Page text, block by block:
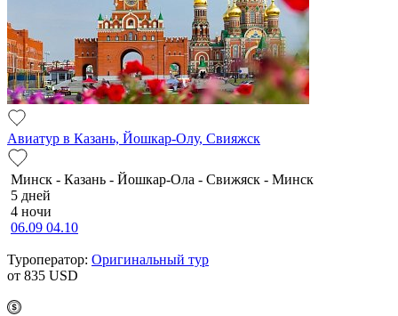
Авиатур в Казань, Йошкар-Олу, Свияжск
Минск - Казань - Йошкар-Ола - Свижяск - Минск
5 дней
4 ночи
06.09 04.10
Туроператор: Оригинальный тур
от 835 USD